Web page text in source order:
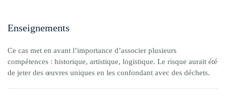
Enseignements
Ce cas met en avant l’importance d’associer plusieurs
compétences : historique, artistique, logistique. Le risque aurait été
de jeter des œuvres uniques en les confondant avec des déchets.